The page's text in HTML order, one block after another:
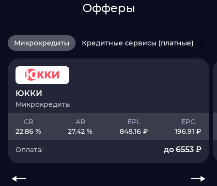
Офферы
Микрокредиты Кредитные сервисы (платные)
ЮККИ
Микрокредиты
CR
22.86 %
AR
27.42 %
EPL
848.16 ₽
EPC
196.91 ₽
Оплата: до 6553 ₽